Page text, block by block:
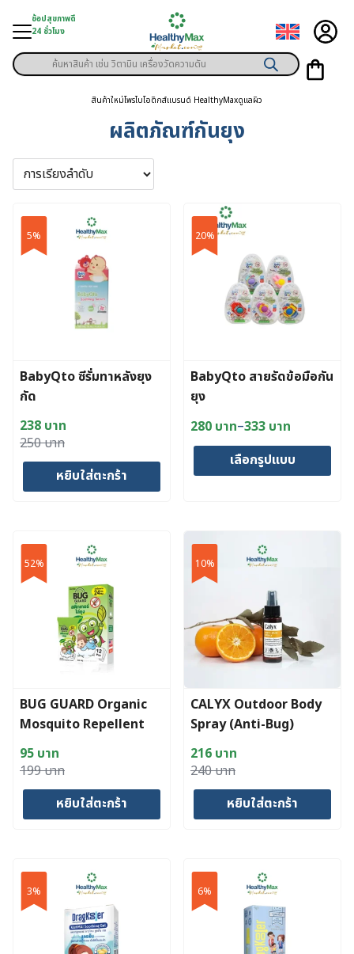
content
ช้อปสุขภาพดี
24 ชั่วโมง
มู่สินค้า
ษสมาชิก
สุขภาพ
Products
search
สินค้าใหม่โพรไบโอติกส์แบรนด์ HealthyMaxดูแลผิว
ผลิตภัณฑ์กันยุง
5%
BabyQto ซีรั่มทาหลังยุง
กัด
250บาท
Original
price
238 บาท
Current
price
หยิบใส่ตะกร้า
20%
BabyQto สายรัดข้อมือกัน
ยุง
280 บาท–333 บาท
Price
range:
280 บาท
เลือกรูปแบบ
has
variants.
may
be
on
the
product
page
52%
BUG GUARD Organic
Mosquito Repellent
Sticker
199บาท
Original
price
95 บาท
Current
price
หยิบใส่ตะกร้า
10%
CALYX Outdoor Body
Spray (Anti-Bug)
240บาท
Original
price
216 บาท
Current
price
หยิบใส่ตะกร้า
3% 6%